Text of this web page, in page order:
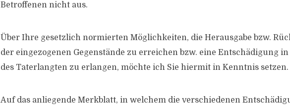
Betroffenen nicht aus.
Über Ihre gesetzlich normierten Möglichkeiten, die Herausgabe bzw.
der eingezogenen Gegenstände zu erreichen bzw. eine Entschädigung in
des Taterlangten zu erlangen, möchte ich Sie hiermit in Kenntnis setzen.
Auf das anliegende Merkblatt, in welchem die verschiedenen